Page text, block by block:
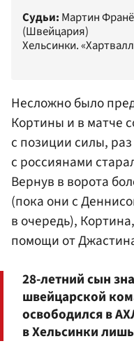
Судьи: Мартин
(Швейцария)
Хельсинки.
Несложно было
Кортины и в матче
с позиции силы,
с россиянами
Вернув в ворота
(пока они с
в очередь),
помощи от
28-летний сын
швейцарской
освободился в
в Хельсинки